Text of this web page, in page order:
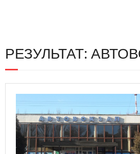
РЕЗУЛЬТАТ: